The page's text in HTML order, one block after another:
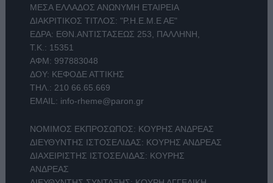
ΜΕΣΑ ΕΛΛΑΔΟΣ ΑΝΩΝΥΜΗ ΕΤΑΙΡΕΙΑ
ΔΙΑΚΡΙΤΙΚΟΣ ΤΙΤΛΟΣ: "Ρ.Η.Ε.Μ.Ε ΑΕ"
ΕΔΡΑ: ΕΘΝ.ΑΝΤΙΣΤΑΣΕΩΣ 253, ΠΑΛΛΗΝΗ,
Τ.Κ.: 15351
ΑΦΜ: 997883048
ΔΟΥ: ΚΕΦΟΔΕ ΑΤΤΙΚΗΣ
ΤΗΛ.: 210 66.65.669
EMAIL: info-rheme@paron.gr
ΝΟΜΙΜΟΣ ΕΚΠΡΟΣΩΠΟΣ: ΚΟΥΡΗΣ ΑΝΔΡΕΑΣ
ΔΙΕΥΘΥΝΤΗΣ ΙΣΤΟΣΕΛΙΔΑΣ: ΚΟΥΡΗΣ ΑΝΔΡΕΑΣ
ΔΙΑΧΕΙΡΙΣΤΗΣ ΙΣΤΟΣΕΛΙΔΑΣ: ΚΟΥΡΗΣ
ΑΝΔΡΕΑΣ